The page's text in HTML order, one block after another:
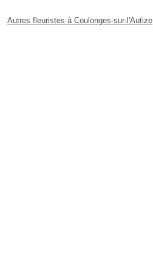
Autres fleuristes à Coulonges-sur-l'Autize